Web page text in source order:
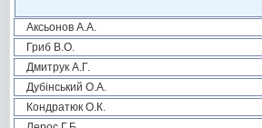
Аксьонов А.А.
Гриб В.О.
Дмитрук А.Г.
Дубінський О.А.
Кондратюк О.К.